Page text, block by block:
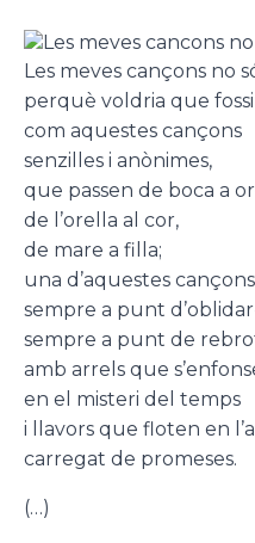
Les meves cançons no
perquè voldria que
com aquestes cançons
senzilles i anònimes,
que passen de boca a
de l’orella al cor,
de mare a filla;
una d’aquestes cançons
sempre a punt
sempre a punt de
amb arrels que
en el misteri del temps
i llavors que floten en
carregat de promeses.
(…)